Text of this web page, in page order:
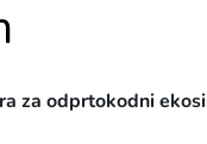
za odprtokodni